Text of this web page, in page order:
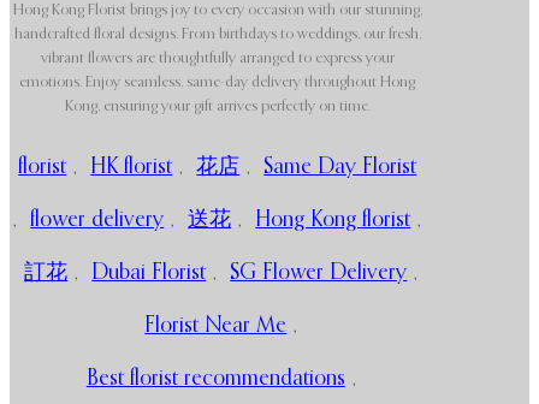
Hong Kong Florist brings joy to every occasion with our stunning,
handcrafted floral designs. From birthdays to weddings, our fresh,
vibrant flowers are thoughtfully arranged to express your
emotions. Enjoy seamless, same-day delivery throughout Hong
Kong, ensuring your gift arrives perfectly on time.
florist , HK florist , 花店 , Same Day Florist
, flower delivery , 送花 , Hong Kong florist ,
訂花 , Dubai Florist , SG Flower Delivery ,
Florist Near Me ,
Best florist recommendations ,